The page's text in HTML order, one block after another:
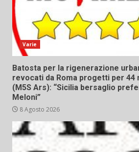
Varie
Batosta per la rigenerazione
revocati da Roma progetti per 44
(M5S Ars): “Sicilia bersaglio
Meloni”
8 Agosto 2026